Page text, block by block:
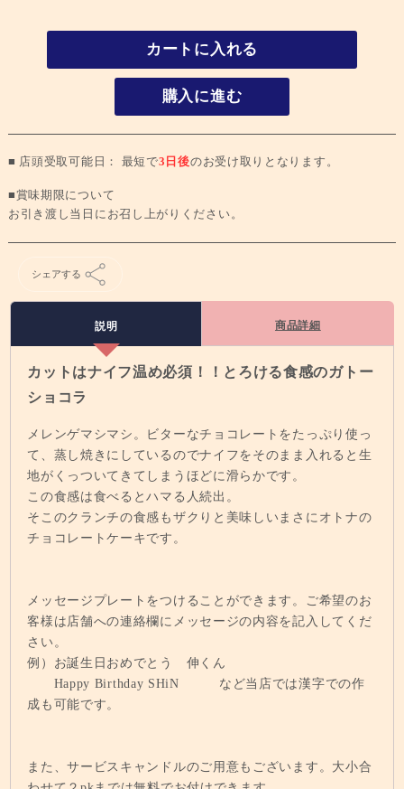
カートに入れる
購入に進む
■ 店頭受取可能日： 最短で3日後のお受け取りとなります。
■賞味期限について
お引き渡し当日にお召し上がりください。
シェアする
説明 商品詳細
カットはナイフ温め必須！！とろける食感のガトー
ショコラ
メレンゲマシマシ。ビターなチョコレートをたっぷり使っ
て、蒸し焼きにしているのでナイフをそのまま入れると生
地がくっついてきてしまうほどに滑らかです。
この食感は食べるとハマる人続出。
そこのクランチの食感もザクりと美味しいまさにオトナの
チョコレートケーキです。
メッセージプレートをつけることができます。ご希望のお
客様は店舗への連絡欄にメッセージの内容を記入してくだ
さい。
例）お誕生日おめでとう 伸くん
Happy Birthday SHiN など当店では漢字での作
成も可能です。
また、サービスキャンドルのご用意もございます。大小合